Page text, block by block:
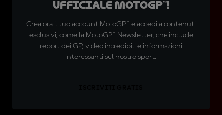
ufficiale MotoGP™!
Crea ora il tuo account MotoGP™ e accedi a contenuti
esclusivi, come la MotoGP™ Newsletter, che include
report dei GP, video incredibili e informazioni
interessanti sul nostro sport.